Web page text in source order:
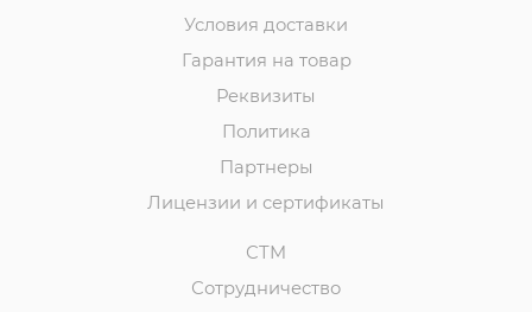
Условия доставки
Гарантия на товар
Реквизиты
Политика
Партнеры
Лицензии и сертификаты
СТМ
Сотрудничество